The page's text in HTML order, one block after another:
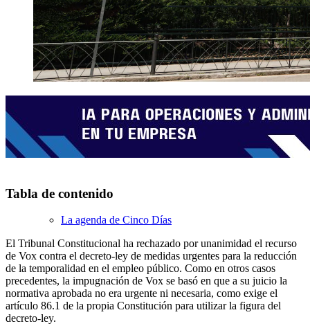
Tabla de contenido
La agenda de Cinco Días
El Tribunal Constitucional ha rechazado por unanimidad el recurso
de Vox contra el decreto-ley de medidas urgentes para la reducción
de la temporalidad en el empleo público. Como en otros casos
precedentes, la impugnación de Vox se basó en que a su juicio la
normativa aprobada no era urgente ni necesaria, como exige el
artículo 86.1 de la propia Constitución para utilizar la figura del
decreto-ley.